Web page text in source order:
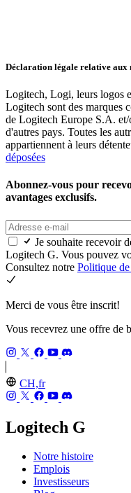
Déclaration légale relative aux
Logitech, Logi, leurs logos
Logitech sont des marques
de Logitech Europe S.A.
d'autres pays. Toutes les
appartiennent à leurs
déposées
Abonnez-vous pour
avantages exclusifs.
Je souhaite recevoir
Logitech G. Vous pouvez
Consultez notre Politique
Merci de vous être inscrit!
Vous recevrez une offre de
CH,fr
Logitech G
Notre histoire
Emplois
Investisseurs